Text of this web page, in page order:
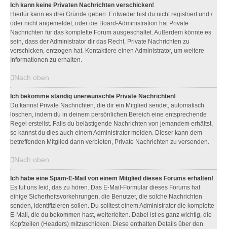
Ich kann keine Privaten Nachrichten verschicken!
Hierfür kann es drei Gründe geben: Entweder bist du nicht registriert und /
oder nicht angemeldet, oder die Board-Administration hat Private
Nachrichten für das komplette Forum ausgeschaltet. Außerdem könnte es
sein, dass der Administrator dir das Recht, Private Nachrichten zu
verschicken, entzogen hat. Kontaktiere einen Administrator, um weitere
Informationen zu erhalten.
Nach oben
Ich bekomme ständig unerwünschte Private Nachrichten!
Du kannst Private Nachrichten, die dir ein Mitglied sendet, automatisch
löschen, indem du in deinem persönlichen Bereich eine entsprechende
Regel erstellst. Falls du belästigende Nachrichten von jemandem erhältst,
so kannst du dies auch einem Administrator melden. Dieser kann dem
betreffenden Mitglied dann verbieten, Private Nachrichten zu versenden.
Nach oben
Ich habe eine Spam-E-Mail von einem Mitglied dieses Forums erhalten!
Es tut uns leid, das zu hören. Das E-Mail-Formular dieses Forums hat
einige Sicherheitsvorkehrungen, die Benutzer, die solche Nachrichten
senden, identifizieren sollen. Du solltest einem Administrator die komplette
E-Mail, die du bekommen hast, weiterleiten. Dabei ist es ganz wichtig, die
Kopfzeilen (Headers) mitzuschicken. Diese enthalten Details über den